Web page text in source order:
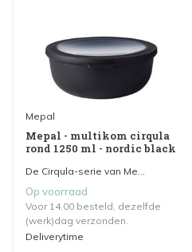
Mepal
Mepal - multikom cirqula
rond 1250 ml - nordic black
De Cirqula-serie van Me...
Op voorraad
Voor 14.00 besteld, dezelfde
(werk)dag verzonden.
Deliverytime